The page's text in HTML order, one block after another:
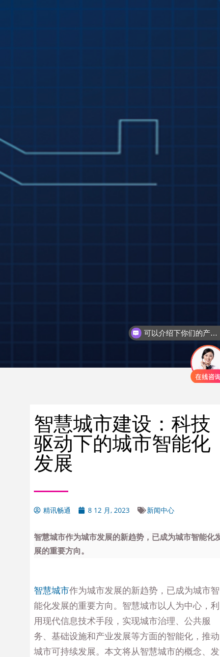
智慧城市建设：科技
驱动下的城市智能化
发展
精讯畅通 8 12 月, 2023 新闻中心
智慧城市作为城市发展的新趋势，已成为城市智能化
展的重要方向。
智慧城市作为城市发展的新趋势，已成为城市智
能化发展的重要方向。智慧城市以人为中心，利
用现代信息技术手段，实现城市治理、公共服
务、基础设施和产业发展等方面的智能化，推动
城市可持续发展。本文将从智慧城市的概念、发
可以介绍下你们的产品么